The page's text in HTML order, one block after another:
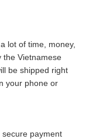
lot of time, money,
the Vietnamese
be shipped right
your phone or
payment